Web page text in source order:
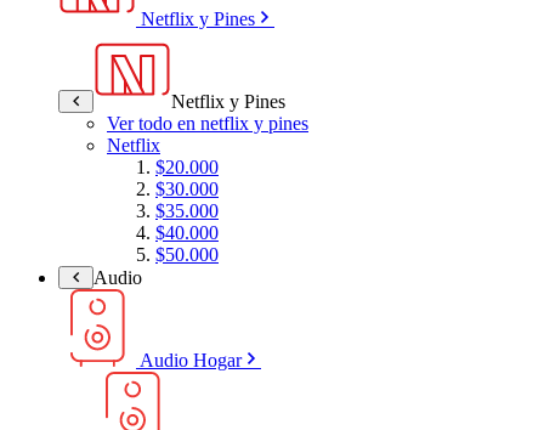
Netflix y Pines
Netflix y Pines
Ver todo en netflix y pines
Netflix
$20.000
$30.000
$35.000
$40.000
$50.000
Audio
Audio Hogar